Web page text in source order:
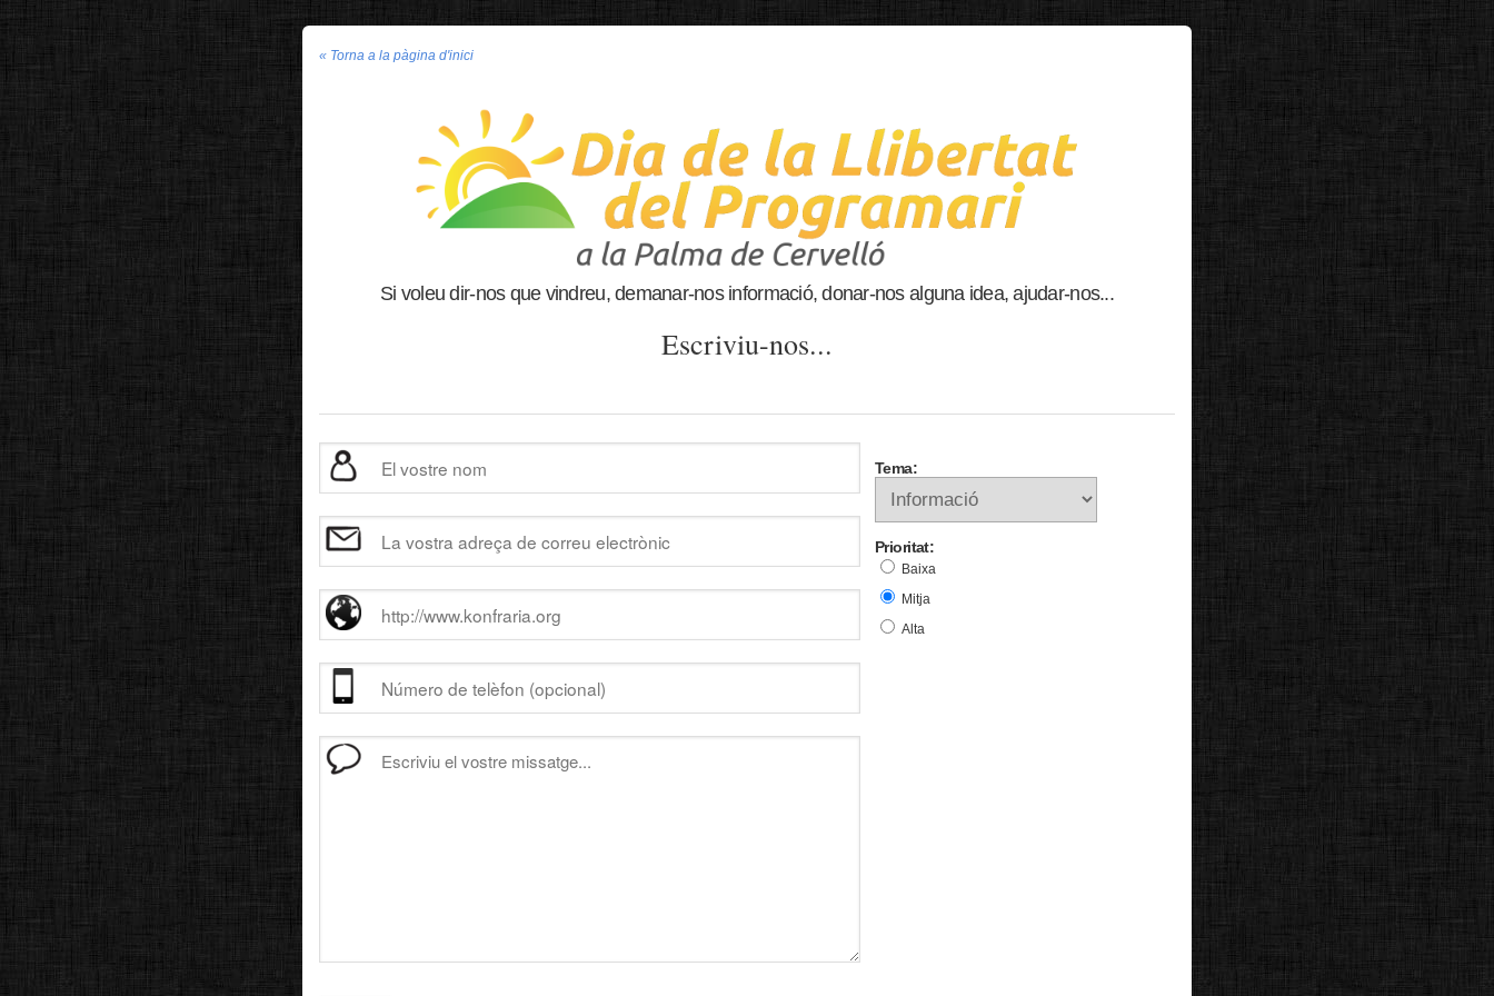
« Torna a la pàgina d'inici
Si voleu dir-nos que vindreu, demanar-nos informació, donar-nos alguna idea, ajudar-nos...
Escriviu-nos...
Tema:
Prioritat:
Baixa
Mitja
Alta